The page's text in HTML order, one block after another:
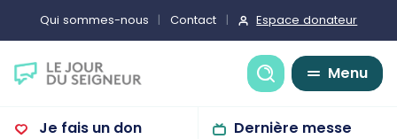
Qui sommes-nous Contact Espace donateur
Recherche
Menu
Je fais un don Dernière messe